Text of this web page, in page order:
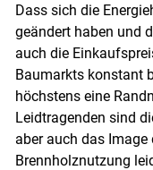
Dass sich die
geändert haben und
auch die
Baumarkts konstant
höchstens eine
Leidtragenden sind
aber auch das Image
Brennholznutzung